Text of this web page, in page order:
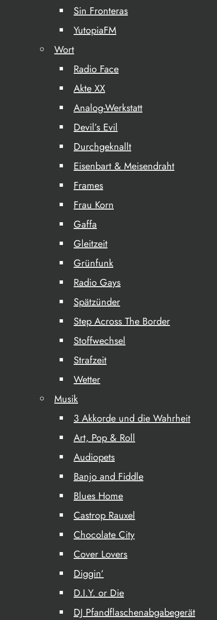
Sin Fronteras
YutopiaFM
Wort
Radio Face
Akte XX
Analog-Werkstatt
Devil’s Evil
Durchgeknallt
Eisenbart & Meisendraht
Frames
Frau Korn
Gaffa
Gleitzeit
Grünfunk
Radio Gays
Spätzünder
Step Across The Border
Stoffwechsel
Strafzeit
Wetter
Musik
3 Akkorde und die Wahrheit
Art, Pop & Roll
Audiopets
Banjo and Fiddle
Blues Home
Castrop Rauxel
Chocolate City
Cover Lovers
Diggin‘
D.I.Y. or Die
DJ Pfandflaschenabgabegerät